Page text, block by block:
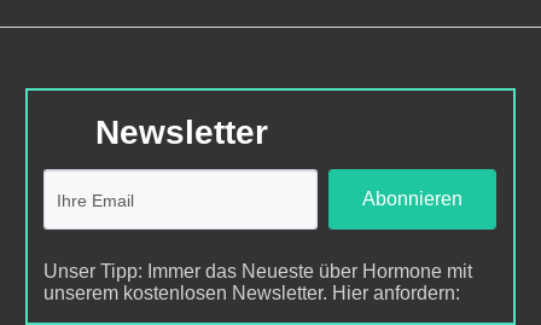
Newsletter
Abonnieren
Unser Tipp: Immer das Neueste über Hormone mit
unserem kostenlosen Newsletter. Hier anfordern: